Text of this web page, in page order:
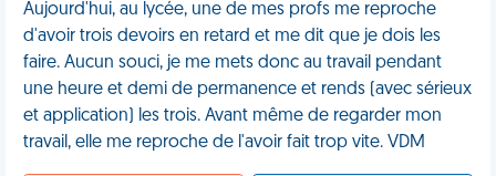
Aujourd'hui, au lycée, une de mes profs me reproche
d'avoir trois devoirs en retard et me dit que je dois les
faire. Aucun souci, je me mets donc au travail pendant
une heure et demi de permanence et rends (avec sérieux
et application) les trois. Avant même de regarder mon
travail, elle me reproche de l'avoir fait trop vite. VDM